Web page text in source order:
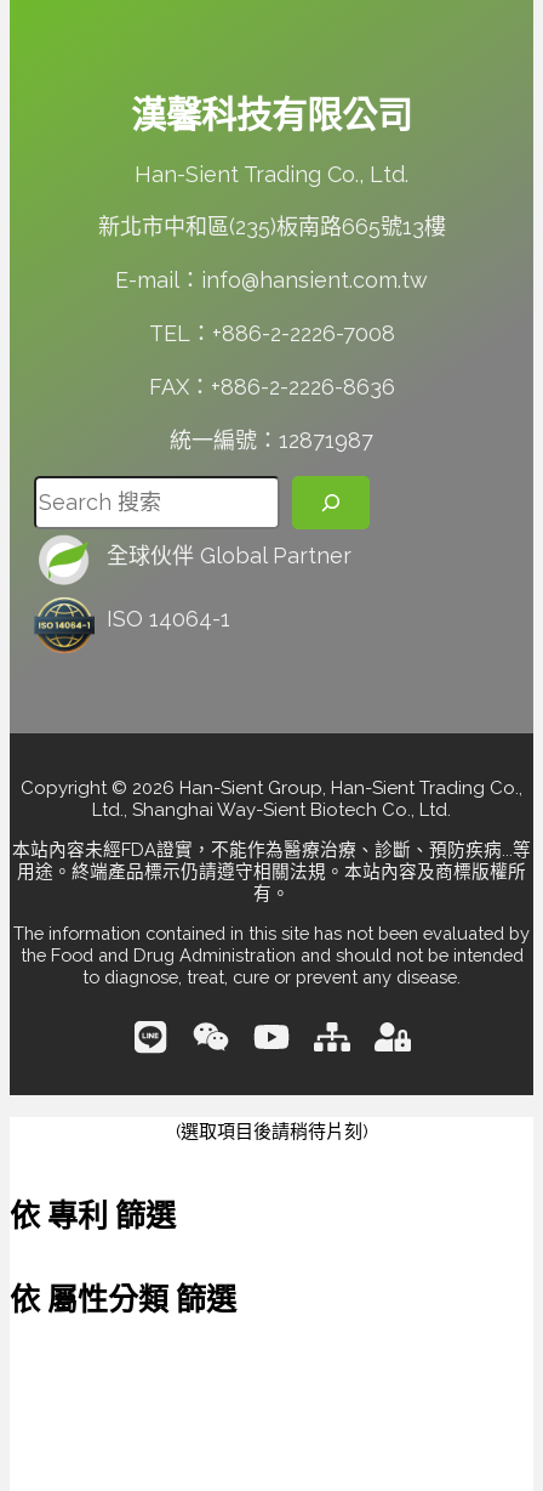
漢馨科技有限公司
Han-Sient Trading Co., Ltd.
新北市中和區(235)板南路665號13樓
E-mail：info@hansient.com.tw
TEL：+886-2-2226-7008
FAX：+886-2-2226-8636
統一編號：12871987
全球伙伴 Global Partner
ISO 14064-1
Copyright © 2026 Han-Sient Group, Han-Sient Trading Co.,
Ltd., Shanghai Way-Sient Biotech Co., Ltd.
本站內容未經FDA證實，不能作為醫療治療、診斷、預防疾病...等
用途。終端產品標示仍請遵守相關法規。本站內容及商標版權所
有。
The information contained in this site has not been evaluated by
the Food and Drug Administration and should not be intended
to diagnose, treat, cure or prevent any disease.
(選取項目後請稍待片刻)
依 專利 篩選
依 屬性分類 篩選